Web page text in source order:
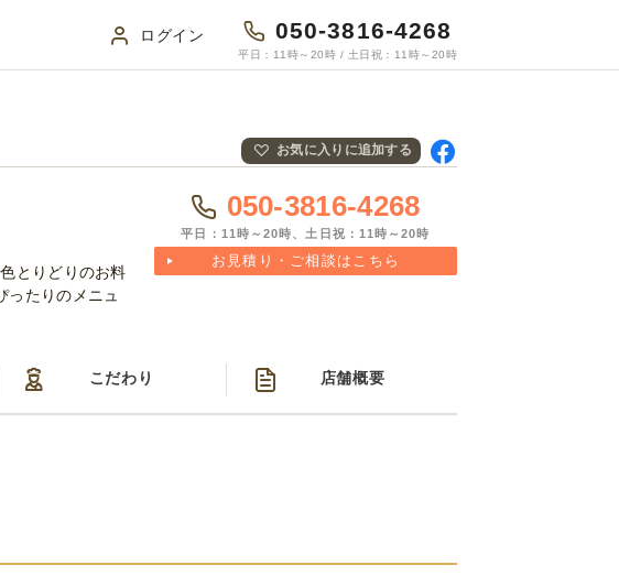
ログイン 050-3816-4268
平日：11時～20時 / 土日祝：11時～20時
お気に入りに追加する
とりどりのお料
たりのメニュ
050-3816-4268
平日：11時～20時、土日祝：11時～20時
お見積り・ご相談はこちら
こだわり 店舗概要